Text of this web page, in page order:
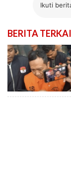
Ikuti
BERITA